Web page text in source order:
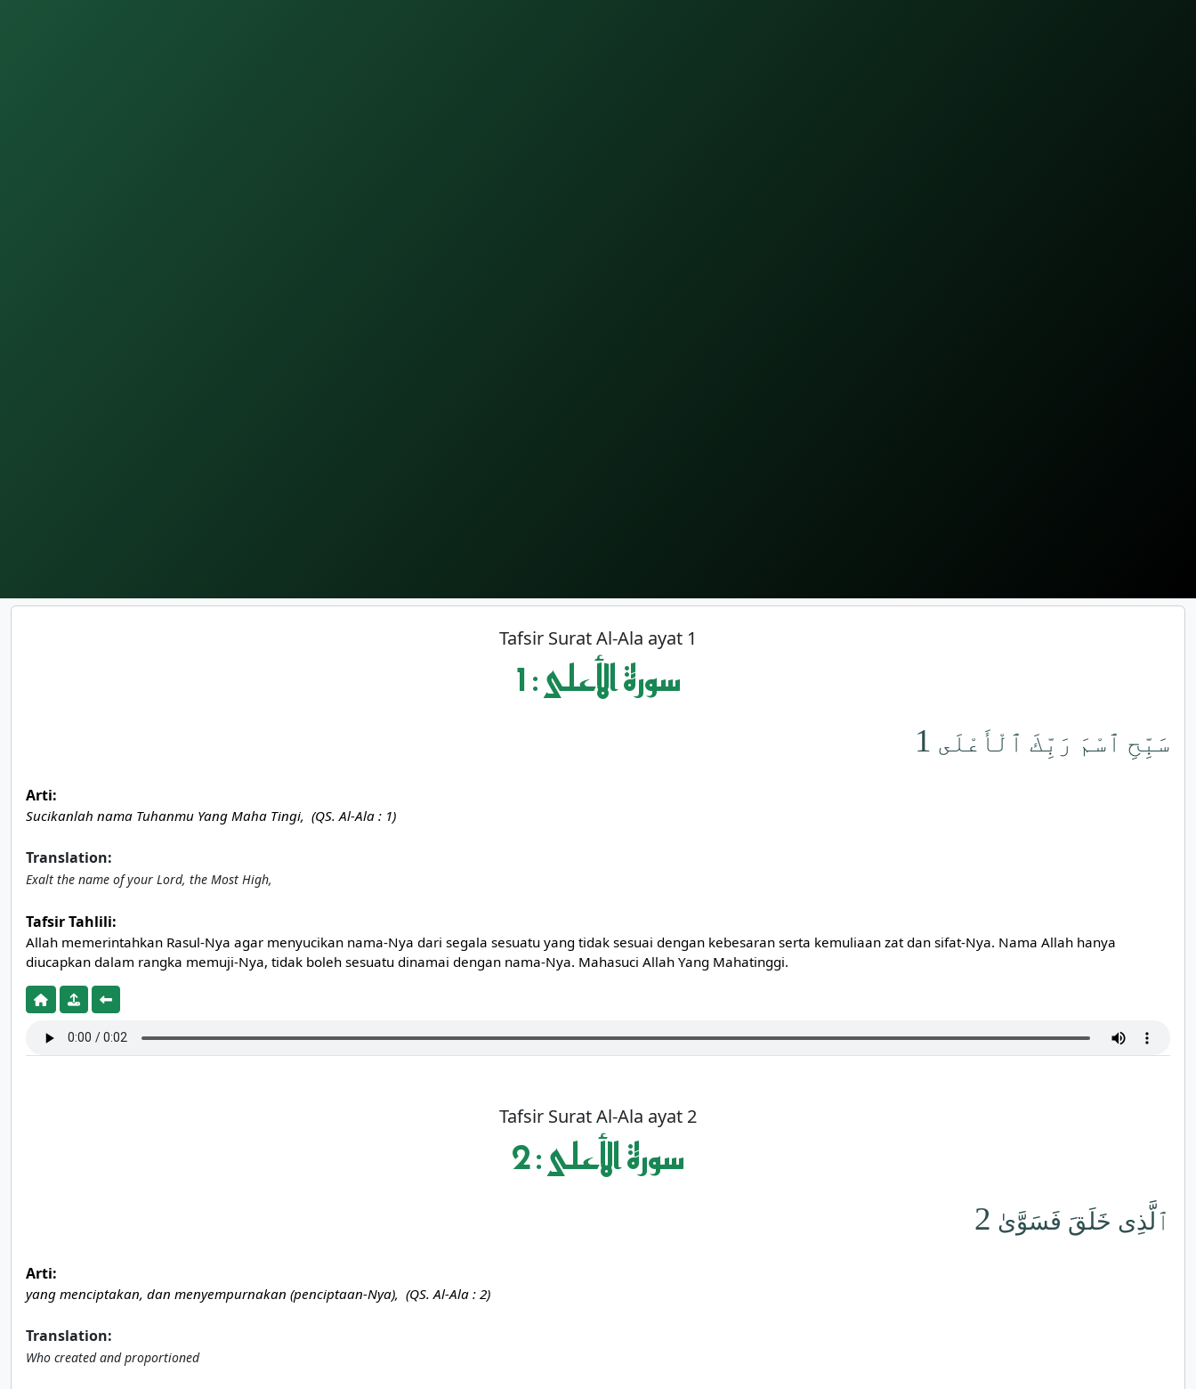
Tafsir Surat Al-Ala ayat 1
1 : سورة الأعلى
سَبِّحِ ٱسْمَ رَبِّكَ ٱلْأَعْلَى 1
Arti:
Sucikanlah nama Tuhanmu Yang Maha Tingi, (QS. Al-Ala : 1)
Translation:
Exalt the name of your Lord, the Most High,
Tafsir Tahlili:
Allah memerintahkan Rasul-Nya agar menyucikan nama-Nya dari segala sesuatu yang tidak sesuai dengan kebesaran serta kemuliaan zat dan sifat-Nya. Nama Allah hanya
diucapkan dalam rangka memuji-Nya, tidak boleh sesuatu dinamai dengan nama-Nya. Mahasuci Allah Yang Mahatinggi.
Tafsir Surat Al-Ala ayat 2
2 : سورة الأعلى
ٱلَّذِى خَلَقَ فَسَوَّىٰ 2
Arti:
yang menciptakan, dan menyempurnakan (penciptaan-Nya), (QS. Al-Ala : 2)
Translation:
Who created and proportioned